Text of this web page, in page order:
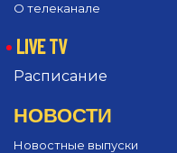
О телеканале
LIVE TV
Расписание
НОВОСТИ
Новостные выпуски